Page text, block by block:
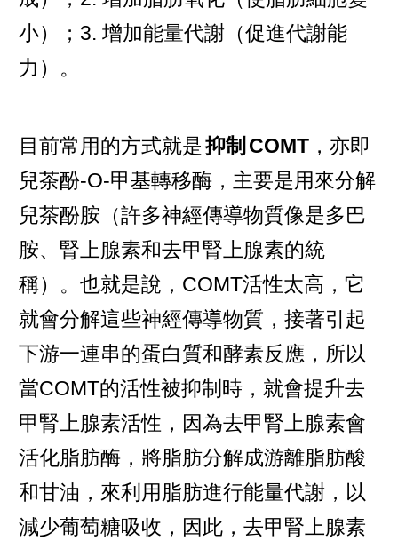
小）；3. 增加能量代謝（促進代謝能
力）。
目前常用的方式就是抑制 COMT ，亦即
兒茶酚-O-甲基轉移酶，主要是用來分解
兒茶酚胺（許多神經傳導物質像是多巴
胺、腎上腺素和去甲腎上腺素的統
稱）。也就是說，COMT活性太高，它
就會分解這些神經傳導物質，接著引起
下游一連串的蛋白質和酵素反應，所以
當COMT的活性被抑制時，就會提升去
甲腎上腺素活性，因為去甲腎上腺素會
活化脂肪酶，將脂肪分解成游離脂肪酸
和甘油，來利用脂肪進行能量代謝，以
減少葡萄糖吸收，因此，去甲腎上腺素